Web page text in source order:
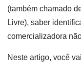
(também chamado
Livre), saber
comercializadora
Neste artigo, você